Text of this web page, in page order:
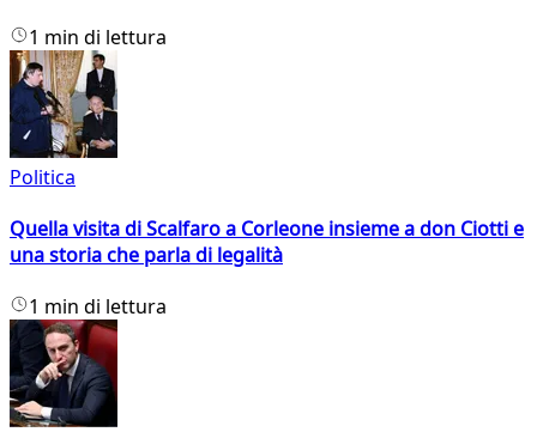
1 min di lettura
Politica
Quella visita di Scalfaro a Corleone insieme a don Ciotti e
una storia che parla di legalità
1 min di lettura